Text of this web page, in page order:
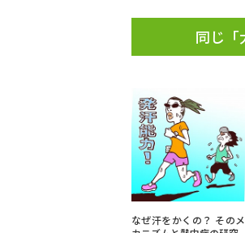
類から請求
科パンフ
選抜の募集要項＆願書
過去問題集
留学・進学関連、塾・
同じ「
なぜ汗をかくの？ そのメ